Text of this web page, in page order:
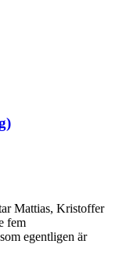
Mattias, Kristoffer
fem
egentligen är